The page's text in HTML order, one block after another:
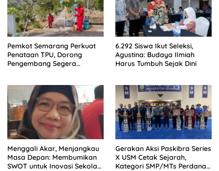
Pemkot Semarang Perkuat
Penataan TPU, Dorong
Pengembang Segera
6.292 Siswa Ikut Seleksi,
Agustina: Budaya Ilmiah
Harus Tumbuh Sejak Dini
Menggali Akar, Menjangkau
Masa Depan: Membumikan
SWOT untuk Inovasi Sekolah
Gerakan Aksi Paskibra Series
X USM Cetak Sejarah,
Kategori SMP/MTs Perdana